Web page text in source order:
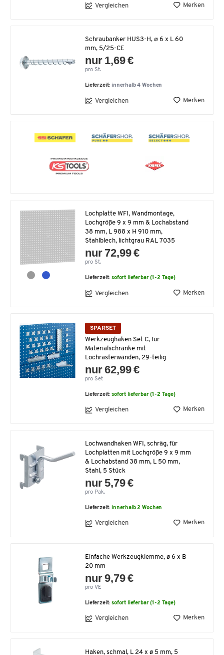
Vergleichen Merken
Schraubanker HUS3-H, ⌀ 6 x L 60
mm, 5/25-CE
nur 1,69 €
pro St.
Lieferzeit: innerhalb 4 Wochen
Vergleichen Merken
Lochplatte WFI, Wandmontage,
Lochgröße 9 x 9 mm & Lochabstand
38 mm, L 988 x H 910 mm,
Stahlblech, lichtgrau RAL 7035
nur 72,99 €
pro St.
Lieferzeit:sofort lieferbar (1-2 Tage)
Vergleichen Merken
SPARSET
Werkzeughaken Set C, für
Materialschränke mit
Lochrasterwänden, 29-teilig
nur 62,99 €
pro Set
Lieferzeit:sofort lieferbar (1-2 Tage)
Vergleichen Merken
Lochwandhaken WFI, schräg, für
Lochplatten mit Lochgröße 9 x 9 mm
& Lochabstand 38 mm, L 50 mm,
Stahl, 5 Stück
nur 5,79 €
pro Pak.
Lieferzeit:innerhalb 2 Wochen
Vergleichen Merken
Einfache Werkzeugklemme, ø 6 x B
20 mm
nur 9,79 €
pro VE
Lieferzeit:sofort lieferbar (1-2 Tage)
Vergleichen Merken
Haken, schmal, L 24 x ø 5 mm, 5